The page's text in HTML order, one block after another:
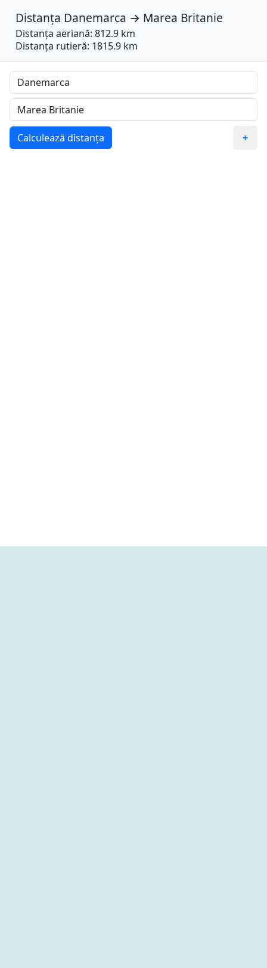
Distanța Danemarca → Marea Britanie
Distanța aeriană: 812.9 km
Distanța rutieră: 1815.9 km
Calculează distanța +